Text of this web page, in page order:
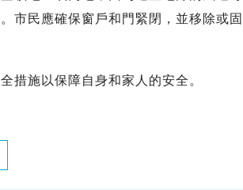
市民應確保窗戶和門緊閉，並移除或固
措施以保障自身和家人的安全。